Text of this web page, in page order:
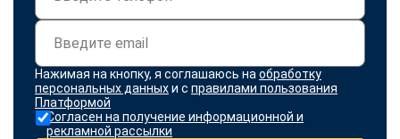
Нажимая на кнопку, я соглашаюсь на обработку
персональных данныхи с правилами пользования
Платформой
Согласен на получение информационной и
рекламной рассылки